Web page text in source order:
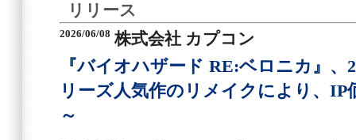
リリース
2026/06/08 株式会社 カプコン
『バイオハザード RE:ベロニカ』、
リーズ人気作のリメイクにより、IP
～